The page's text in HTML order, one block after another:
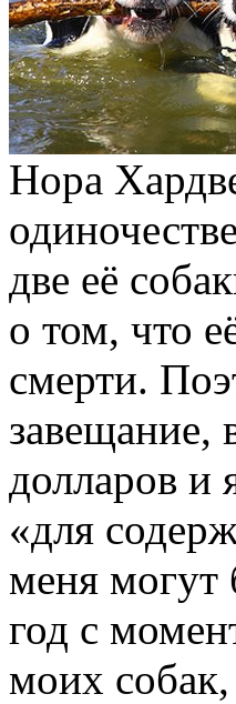
Нора
две её
о том, что
смерти.
завещание,
долларов и
«для
меня могут
год с
моих